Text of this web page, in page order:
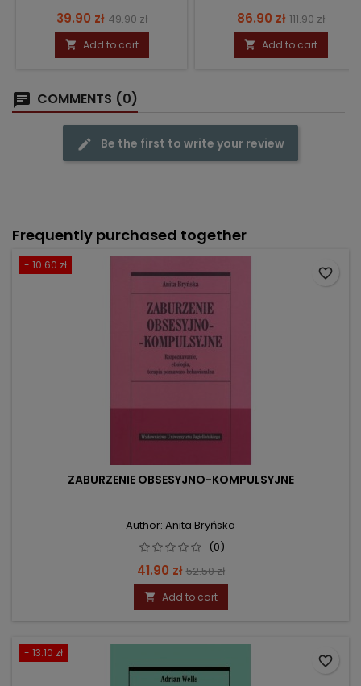
Price
39.90 zł Regular
price
49.90 zł
 Add to cart
Price
86.90 zł Regular
price
111.90 zł
 Add to cart
COMMENTS (0)
Be the first to write your review
Frequently purchased together
- 10.60 zł
ZABURZENIE OBSESYJNO-KOMPULSYJNE
Author: Anita Bryńska
(0)
Price
41.90 zł Regular
price
52.50 zł
 Add to cart
favorite_border
- 13.10 zł
favorite_border